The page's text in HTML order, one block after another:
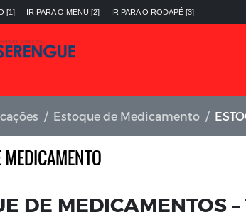
[1] IR PARA O MENU [2] IR PARA O RODAPÉ [3]
Estoque de Medicamento
MEDICAMENTO
DE MEDICAMENTOS